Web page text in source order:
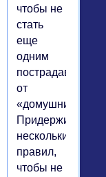
чтобы не
стать
еще
одним
пострадавшим
от
«домушников»?
нескольких
правил,
чтобы не